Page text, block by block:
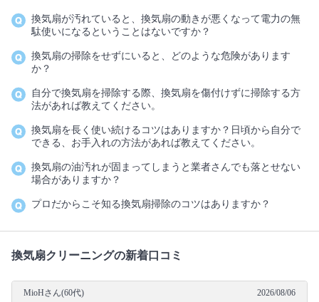
換気扇が汚れていると、換気扇の動きが悪くなって電力の無
駄使いになるということはないですか？
換気扇の掃除をせずにいると、どのような危険があります
か？
自分で換気扇を掃除する際、換気扇を傷付けずに掃除する方
法があれば教えてください。
換気扇を長く使い続けるコツはありますか？日頃から自分で
できる、お手入れの方法があれば教えてください。
換気扇の油汚れが固まってしまうと業者さんでも落とせない
場合がありますか？
プロだからこそ知る換気扇掃除のコツはありますか？
換気扇クリーニングの新着口コミ
MioHさん(60代) 2026/08/06